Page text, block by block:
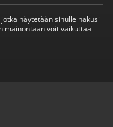
näytetään sinulle hakusi
mainontaan voit vaikuttaa